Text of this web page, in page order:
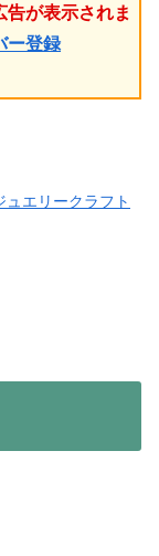
が表示されま
ー登録
ュエリークラフト